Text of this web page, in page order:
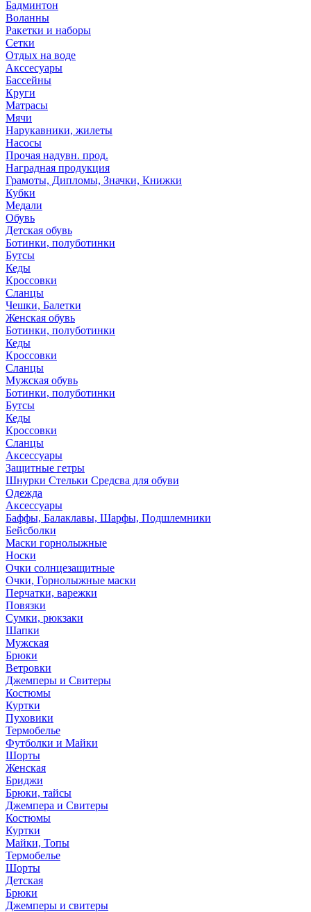
Бадминтон
Воланны
Ракетки и наборы
Сетки
Отдых на воде
Акссесуары
Бассейны
Круги
Матрасы
Мячи
Нарукавники, жилеты
Насосы
Прочая надувн. прод.
Наградная продукция
Грамоты, Дипломы, Значки, Книжки
Кубки
Медали
Обувь
Детская обувь
Ботинки, полуботинки
Бутсы
Кеды
Кроссовки
Сланцы
Чешки, Балетки
Женская обувь
Ботинки, полуботинки
Кеды
Кроссовки
Сланцы
Мужская обувь
Ботинки, полуботинки
Бутсы
Кеды
Кроссовки
Сланцы
Аксессуары
Защитные гетры
Шнурки Стельки Средсва для обуви
Одежда
Аксессуары
Баффы, Балаклавы, Шарфы, Подшлемники
Бейсболки
Маски горнолыжные
Носки
Очки солнцезащитные
Очки, Горнолыжные маски
Перчатки, варежки
Повязки
Сумки, рюкзаки
Шапки
Мужская
Брюки
Ветровки
Джемперы и Свитеры
Костюмы
Куртки
Пуховики
Термобелье
Футболки и Майки
Шорты
Женская
Бриджи
Брюки, тайсы
Джемпера и Свитеры
Костюмы
Куртки
Майки, Топы
Термобелье
Шорты
Детская
Брюки
Джемперы и свитеры